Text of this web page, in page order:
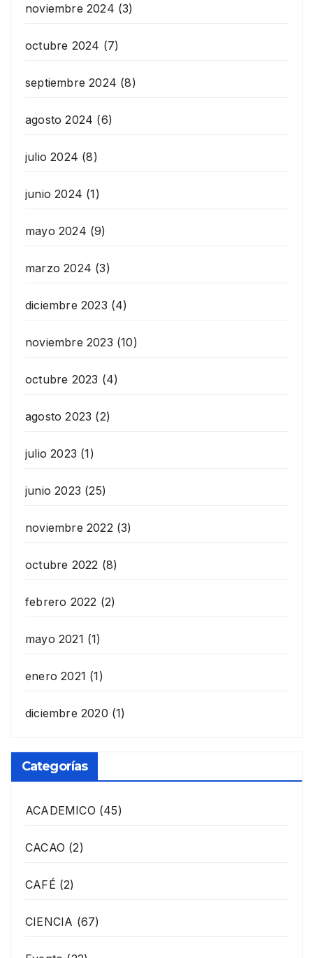
noviembre 2024 (3)
octubre 2024 (7)
septiembre 2024 (8)
agosto 2024 (6)
julio 2024 (8)
junio 2024 (1)
mayo 2024 (9)
marzo 2024 (3)
diciembre 2023 (4)
noviembre 2023 (10)
octubre 2023 (4)
agosto 2023 (2)
julio 2023 (1)
junio 2023 (25)
noviembre 2022 (3)
octubre 2022 (8)
febrero 2022 (2)
mayo 2021 (1)
enero 2021 (1)
diciembre 2020 (1)
Categorías
ACADEMICO (45)
CACAO (2)
CAFÉ (2)
CIENCIA (67)